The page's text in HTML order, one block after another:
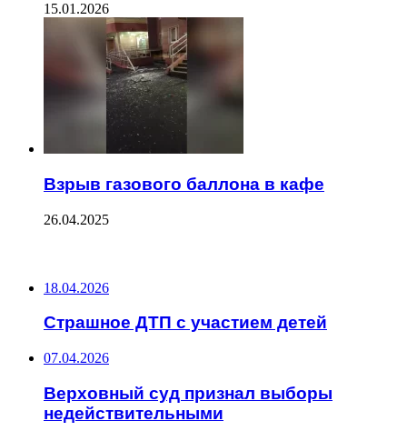
15.01.2026
Взрыв газового баллона в кафе
26.04.2025
18.04.2026
Страшное ДТП с участием детей
07.04.2026
Верховный суд признал выборы
недействительными